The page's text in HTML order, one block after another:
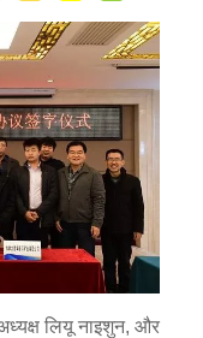
लियू नाइशुन, और